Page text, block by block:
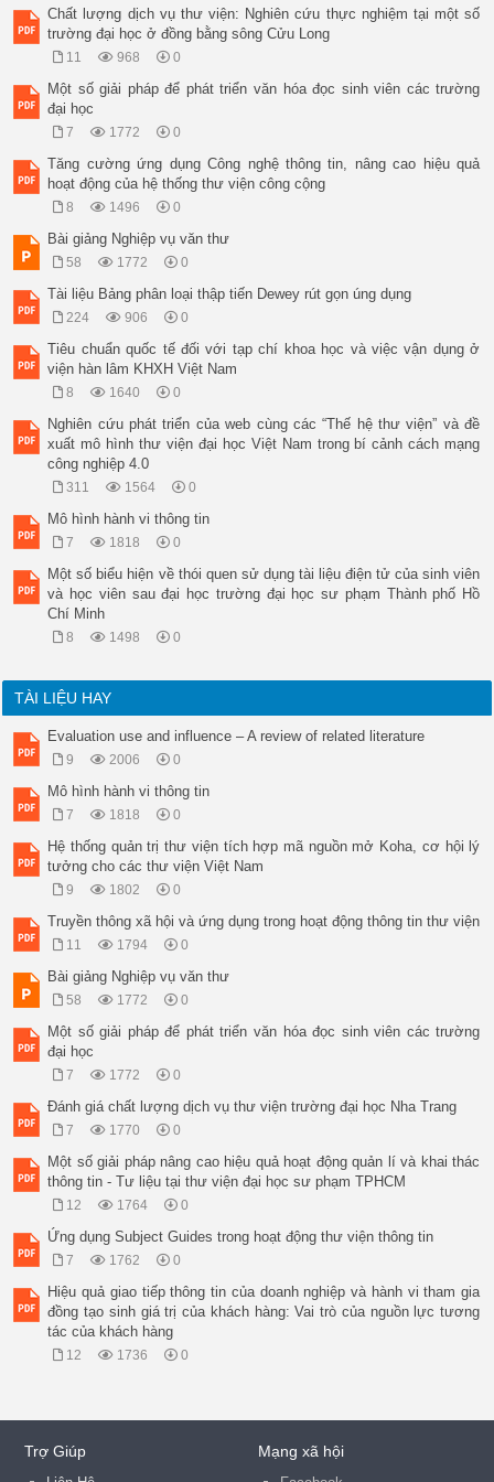
Chất lượng dịch vụ thư viện: Nghiên cứu thực nghiệm tại một số
trường đại học ở đồng bằng sông Cửu Long
11 968 0
Một số giải pháp để phát triển văn hóa đọc sinh viên các trường
đại học
7 1772 0
Tăng cường ứng dụng Công nghệ thông tin, nâng cao hiệu quả
hoạt động của hệ thống thư viện công cộng
8 1496 0
Bài giảng Nghiệp vụ văn thư
58 1772 0
Tài liệu Bảng phân loại thập tiến Dewey rút gọn úng dụng
224 906 0
Tiêu chuẩn quốc tế đối với tạp chí khoa học và việc vận dụng ở
viện hàn lâm KHXH Việt Nam
8 1640 0
Nghiên cứu phát triển của web cùng các “Thế hệ thư viện” và đề
xuất mô hình thư viện đại học Việt Nam trong bí cảnh cách mạng
công nghiệp 4.0
311 1564 0
Mô hình hành vi thông tin
7 1818 0
Một số biểu hiện về thói quen sử dụng tài liệu điện tử của sinh viên
và học viên sau đại học trường đại học sư phạm Thành phố Hồ
Chí Minh
8 1498 0
TÀI LIỆU HAY
Evaluation use and influence – A review of related literature
9 2006 0
Mô hình hành vi thông tin
7 1818 0
Hệ thống quản trị thư viện tích hợp mã nguồn mở Koha, cơ hội lý
tưởng cho các thư viện Việt Nam
9 1802 0
Truyền thông xã hội và ứng dụng trong hoạt động thông tin thư viện
11 1794 0
Bài giảng Nghiệp vụ văn thư
58 1772 0
Một số giải pháp để phát triển văn hóa đọc sinh viên các trường
đại học
7 1772 0
Đánh giá chất lượng dịch vụ thư viện trường đại học Nha Trang
7 1770 0
Một số giải pháp nâng cao hiệu quả hoạt động quản lí và khai thác
thông tin - Tư liệu tại thư viện đại học sư phạm TPHCM
12 1764 0
Ứng dụng Subject Guides trong hoạt động thư viện thông tin
7 1762 0
Hiệu quả giao tiếp thông tin của doanh nghiệp và hành vi tham gia
đồng tạo sinh giá trị của khách hàng: Vai trò của nguồn lực tương
tác của khách hàng
12 1736 0
Trợ Giúp Mạng xã hội